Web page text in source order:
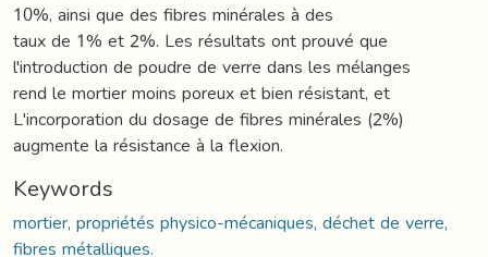
10%, ainsi que des fibres minérales à des
taux de 1% et 2%. Les résultats ont prouvé que
l'introduction de poudre de verre dans les mélanges
rend le mortier moins poreux et bien résistant, et
L'incorporation du dosage de fibres minérales (2%)
augmente la résistance à la flexion.
Keywords
mortier, propriétés physico-mécaniques, déchet de verre,
fibres métalliques.